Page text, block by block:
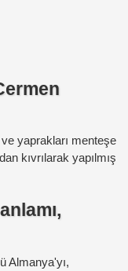
ve yaprakları menteşe
kıvrılarak yapılmış
Almanya'yı,